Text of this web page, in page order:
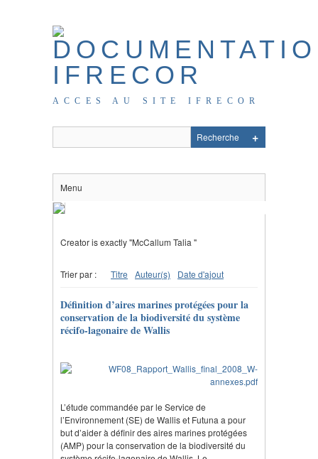
ACCES AU SITE IFRECOR
Menu
Creator is exactly "McCallum Talia "
Trier par : Titre Auteur(s) Date d'ajout
Définition d’aires marines protégées pour la
conservation de la biodiversité du système
récifo-lagonaire de Wallis
L’étude commandée par le Service de
l’Environnement (SE) de Wallis et Futuna a pour
but d’aider à définir des aires marines protégées
(AMP) pour la conservation de la biodiversité du